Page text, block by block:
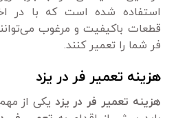
استفاده شده است که با در
قطعات باکیفیت و مرغوب
فر شما را تعمیر کنند.
هزینه تعمیر فر در یزد
هزینه تعمیر فر در یزد یکی از